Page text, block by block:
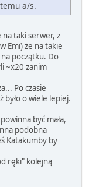
a/s.
na taki serwer, z
Emi) że na takie
początku. Do
~x20 zanim
Po czasie
o wiele lepiej.
być mała,
podobna
Katakumby by
ręki" kolejną